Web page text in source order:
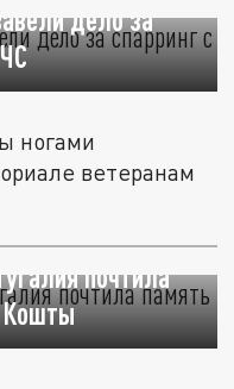
дело за
ногами
ветеранам
почтила
Кошты